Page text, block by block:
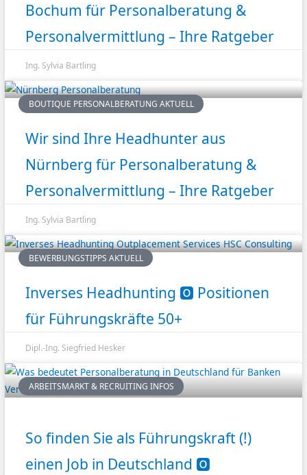
Bochum für Personalberatung &
Personalvermittlung – Ihre Ratgeber
Ing. Sylvia Bartling
BOUTIQUE PERSONALBERATUNG AKTUELL
Wir sind Ihre Headhunter aus
Nürnberg für Personalberatung &
Personalvermittlung – Ihre Ratgeber
Ing. Sylvia Bartling
BEWERBUNGSTIPPS AKTUELL
Inverses Headhunting 🅾️ Positionen
für Führungskräfte 50+
Dipl.-Ing. Siegfried Hesker
ARBEITSMARKT & RECRUITING INFOS
So finden Sie als Führungskraft (!)
einen Job in Deutschland 🅾️